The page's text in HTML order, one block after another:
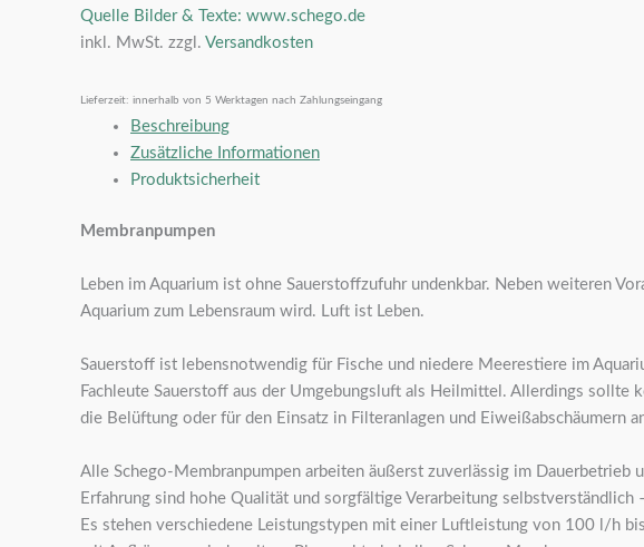
Quelle Bilder & Texte: www.schego.de
inkl. MwSt. zzgl. Versandkosten
Lieferzeit: innerhalb von 5 Werktagen nach Zahlungseingang
Beschreibung
Zusätzliche Informationen
Produktsicherheit
Membranpumpen
Leben im Aquarium ist ohne Sauerstoffzufuhr undenkbar. Neben weiteren
Aquarium zum Lebensraum wird. Luft ist Leben.
Sauerstoff ist lebensnotwendig für Fische und niedere Meerestiere im
Fachleute Sauerstoff aus der Umgebungsluft als Heilmittel. Allerdings
die Belüftung oder für den Einsatz in Filteranlagen und Eiweißabschäumern
Alle Schego-Membranpumpen arbeiten äußerst zuverlässig im Dauerbetrieb
Erfahrung sind hohe Qualität und sorgfältige Verarbeitung selbstverständlich
Es stehen verschiedene Leistungstypen mit einer Luftleistung von 100 l/h